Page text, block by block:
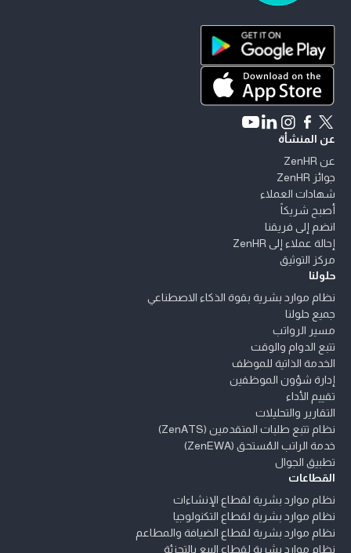
ZenHR - الانتقال إلى الصفحة الرئيسية
حمّل ZenHR من Google Play
حمّل ZenHR من App Store
Follow ZenHR on X
Follow ZenHR on Facebook
Follow ZenHR on Instagramعن المنشأة
عن ZenHR
جوائز ZenHR
شهادات العملاء
أصبح شريكاً
انضم إلى فريقنا
إحالة عملاء إلى ZenHR
مركز التوثيق
حلولنا
نظام موارد بشرية بقوة الذكاء الاصطناعي
جميع حلولنا
مسير الرواتب
تتبع الدوام والوقت
الخدمة الذاتية للموظف
إدارة شؤون الموظفين
تقييم الأداء
التقارير والتحليلات
نظام تتبع طلبات المتقدمين (ZenATS)
خدمة الراتب المُستحق (ZenEWA)
تطبيق الجوال
القطاعات
نظام موارد بشرية لقطاع الإنشاءات
نظام موارد بشرية لقطاع التكنولوجيا
نظام موارد بشرية لقطاع الضيافة والمطاعم
نظام موارد بشرية لقطاع البيع بالتجزئة